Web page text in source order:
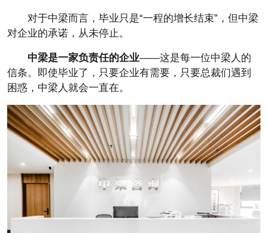
对于中梁而言，毕业只是“一程的增长结束”，但中梁
对企业的承诺，从未停止。
中梁是一家负责任的企业——这是每一位中梁人的
信条。即使毕业了，只要企业有需要，只要总裁们遇到
困惑，中梁人就会一直在。